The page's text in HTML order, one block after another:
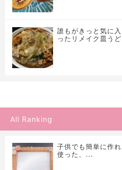
誰もがきっと気に
ったリメイク皿うど
All Ranking
子供でも簡単に作
使った、...